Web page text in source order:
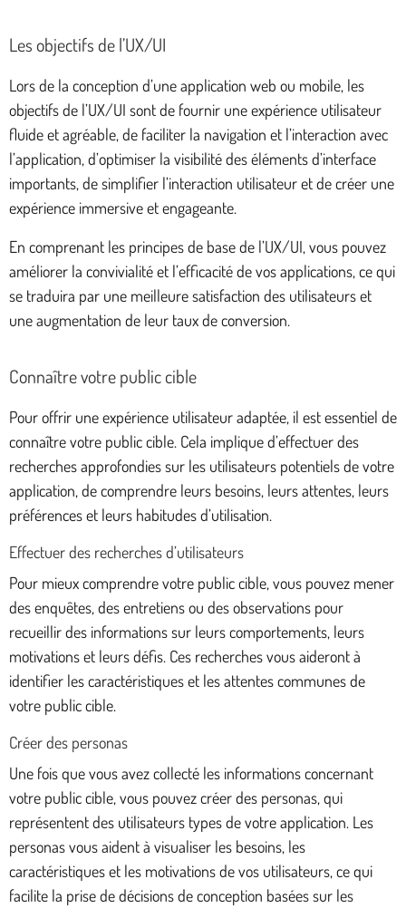
Les objectifs de l’UX/UI
Lors de la conception d’une application web ou mobile, les
objectifs de l’UX/UI sont de fournir une expérience utilisateur
fluide et agréable, de faciliter la navigation et l’interaction avec
l’application, d’optimiser la visibilité des éléments d’interface
importants, de simplifier l’interaction utilisateur et de créer une
expérience immersive et engageante.
En comprenant les principes de base de l’UX/UI, vous pouvez
améliorer la convivialité et l’efficacité de vos applications, ce qui
se traduira par une meilleure satisfaction des utilisateurs et
une augmentation de leur taux de conversion.
Connaître votre public cible
Pour offrir une expérience utilisateur adaptée, il est essentiel de
connaître votre public cible. Cela implique d’effectuer des
recherches approfondies sur les utilisateurs potentiels de votre
application, de comprendre leurs besoins, leurs attentes, leurs
préférences et leurs habitudes d’utilisation.
Effectuer des recherches d’utilisateurs
Pour mieux comprendre votre public cible, vous pouvez mener
des enquêtes, des entretiens ou des observations pour
recueillir des informations sur leurs comportements, leurs
motivations et leurs défis. Ces recherches vous aideront à
identifier les caractéristiques et les attentes communes de
votre public cible.
Créer des personas
Une fois que vous avez collecté les informations concernant
votre public cible, vous pouvez créer des personas, qui
représentent des utilisateurs types de votre application. Les
personas vous aident à visualiser les besoins, les
caractéristiques et les motivations de vos utilisateurs, ce qui
facilite la prise de décisions de conception basées sur les